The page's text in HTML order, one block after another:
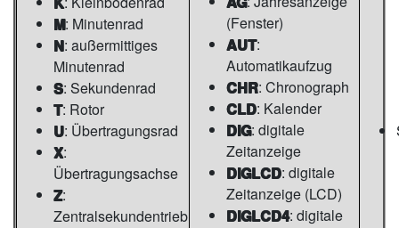
M: Minutenrad
N: außermittiges
Minutenrad
S: Sekundenrad
T: Rotor
U: Übertragungsrad
X:
Übertragungsachse
Z:
Zentralsekundentrieb
(Fenster)
AUT:
Automatikaufzug
CHR: Chronograph
CLD: Kalender
DIG: digitale
Zeitanzeige
DIGLCD: digitale
Zeitanzeige (LCD)
DIGLCD4: digitale